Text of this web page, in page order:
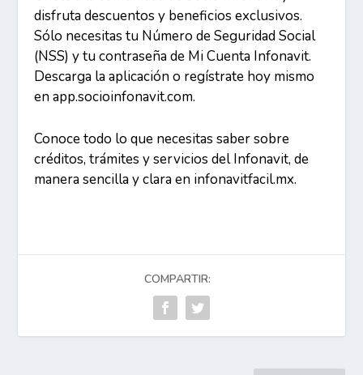
disfruta descuentos y beneficios exclusivos.
Sólo necesitas tu Número de Seguridad Social
(NSS) y tu contraseña de Mi Cuenta Infonavit.
Descarga la aplicación o regístrate hoy mismo
en app.socioinfonavit.com.
Conoce todo lo que necesitas saber sobre
créditos, trámites y servicios del Infonavit, de
manera sencilla y clara en infonavitfacil.mx.
COMPARTIR: